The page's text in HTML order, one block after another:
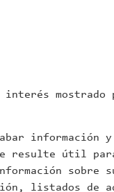
interés
información
te resulte útil
sobre
listados de